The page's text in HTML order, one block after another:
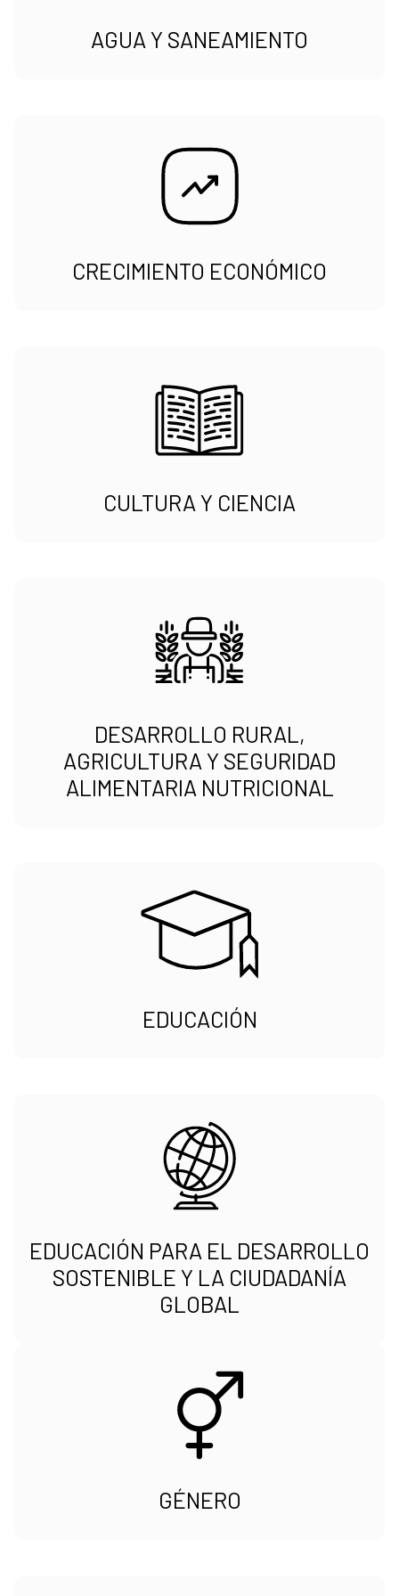
AGUA Y SANEAMIENTO
CRECIMIENTO ECONÓMICO
CULTURA Y CIENCIA
DESARROLLO RURAL,
AGRICULTURA Y SEGURIDAD
ALIMENTARIA NUTRICIONAL
EDUCACIÓN
EDUCACIÓN PARA EL DESARROLLO
SOSTENIBLE Y LA CIUDADANÍA
GLOBAL
GÉNERO